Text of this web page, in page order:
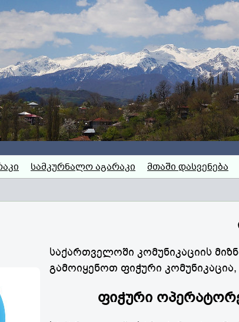
სამკურნალო აგარაკი მთაში დასვენება
საქართველოში კომუნიკაციის
გამოიყენოთ ფიჭური
ფიჭური